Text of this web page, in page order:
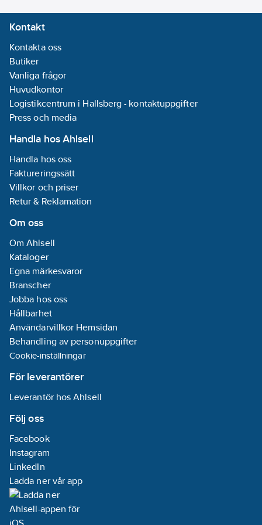
30 plåster (15 st 63x39
(22) mm och 15 st
72x19 mm) 6
refiller/ask.
Artikelnummer:
Lev.
artikelnr:
Ean
7310610019310
Ersätter
artikelnr:
Materialklass
TJ5000
Kontakt
Kontakta oss
Butiker
Vanliga frågor
Huvudkontor
Logistikcentrum i Hallsberg - kontaktuppgifter
Press och media
Handla hos Ahlsell
Handla hos oss
Faktureringssätt
Villkor och priser
Retur & Reklamation
Om oss
Om Ahlsell
Kataloger
Egna märkesvaror
Branscher
Jobba hos oss
Hållbarhet
Användarvillkor Hemsidan
Behandling av personuppgifter
Cookie-inställningar
För leverantörer
Leverantör hos Ahlsell
Följ oss
Facebook
Instagram
LinkedIn
Ladda ner vår app